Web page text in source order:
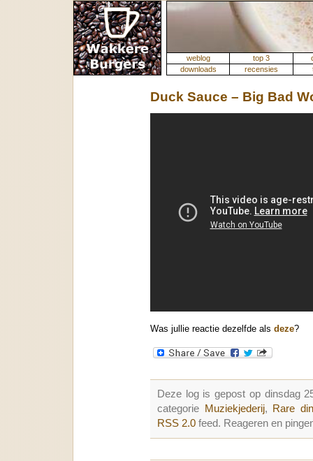
weblog top 3
downloads
recensies
Duck Sauce – Big Bad
Was jullie reactie dezelfde als deze?
Deze log is gepost op dinsdag
categorie
Muziekjederij,
Rare
RSS 2.0 feed. Reageren en